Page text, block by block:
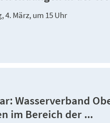
4. März, um 15 Uhr
Wasserverband
im Bereich der ...